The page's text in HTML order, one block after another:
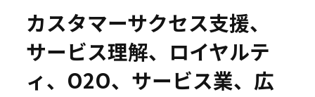
事例
カスタマーサクセス支援、
サービス理解、ロイヤルテ
ィ、O2O、サービス業、広